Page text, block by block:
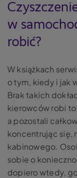
w
robić?
W książkach
o tym, kiedy i jak
Brak takich
kierowców robi to
a pozostali
koncentrując się,
kabinowego.
sobie o
dopiero wtedy,